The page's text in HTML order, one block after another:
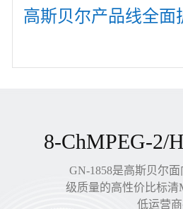
8-ChMPEG-2/
GN-1858是高斯贝尔
级质量的高性价比标清
低运营